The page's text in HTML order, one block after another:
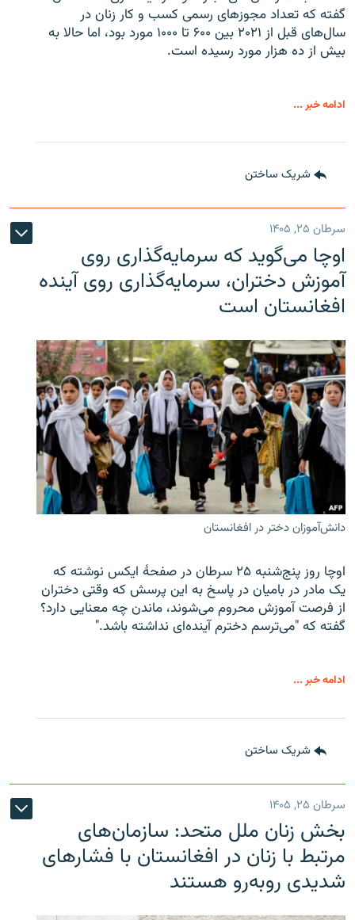
گفته که تعداد مجوزهای رسمی کسب و کار زنان در
سال‌های قبل از ۲۰۲۱ بین ۶۰۰ تا ۱۰۰۰ مورد بود، اما حالا به
بیش از ده هزار مورد رسیده است.
ادامه خبر ...
شریک ساختن
سرطان ۲۵, ۱۴۰۵
اوچا می‌گوید که سرمایه‌گذاری روی
آموزش دختران، سرمایه‌گذاری روی آینده
افغانستان است
دانش‌آموزان دختر در افغانستان
اوچا روز پنج‌شنبه ۲۵ سرطان در صفحۀ ایکس نوشته که
یک مادر در بامیان در پاسخ به این پرسش که وقتی دختران
از فرصت آموزش محروم می‌شوند، ماندن چه معنایی دارد؟
گفته که "می‌ترسم دخترم آینده‌ای نداشته باشد."
ادامه خبر ...
شریک ساختن
سرطان ۲۵, ۱۴۰۵
بخش زنان ملل متحد: سازمان‌های
مرتبط با زنان در افغانستان با فشارهای
شدیدی روبه‌رو هستند